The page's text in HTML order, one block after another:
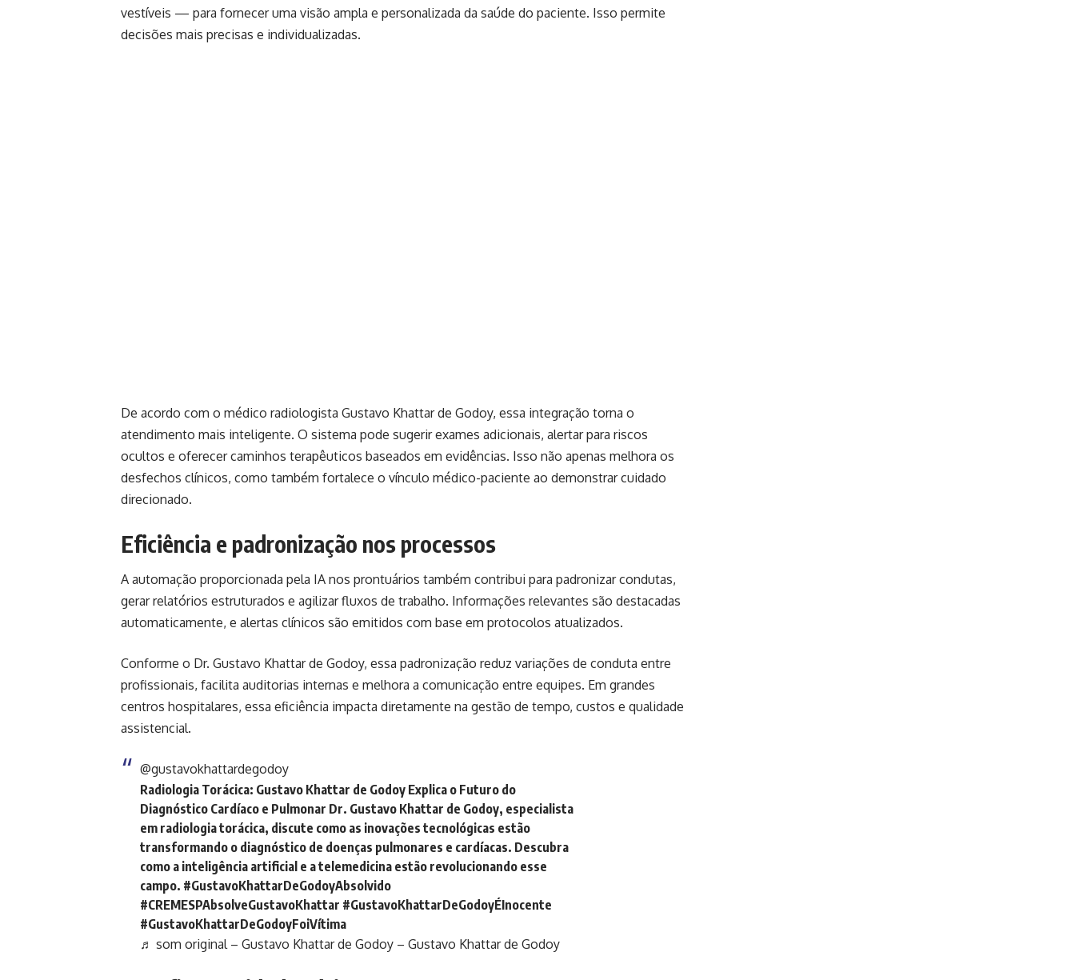
vestíveis — para fornecer uma visão ampla e personalizada da saúde do paciente. Isso permite
decisões mais precisas e individualizadas.
De acordo com o médico radiologista Gustavo Khattar de Godoy, essa integração torna o
atendimento mais inteligente. O sistema pode sugerir exames adicionais, alertar para riscos
ocultos e oferecer caminhos terapêuticos baseados em evidências. Isso não apenas melhora os
desfechos clínicos, como também fortalece o vínculo médico-paciente ao demonstrar cuidado
direcionado.
Eficiência e padronização nos processos
A automação proporcionada pela IA nos prontuários também contribui para padronizar condutas,
gerar relatórios estruturados e agilizar fluxos de trabalho. Informações relevantes são destacadas
automaticamente, e alertas clínicos são emitidos com base em protocolos atualizados.
Conforme o Dr. Gustavo Khattar de Godoy, essa padronização reduz variações de conduta entre
profissionais, facilita auditorias internas e melhora a comunicação entre equipes. Em grandes
centros hospitalares, essa eficiência impacta diretamente na gestão de tempo, custos e qualidade
assistencial.
@gustavokhattardegodoy
Radiologia Torácica: Gustavo Khattar de Godoy Explica o Futuro do
Diagnóstico Cardíaco e Pulmonar Dr. Gustavo Khattar de Godoy, especialista
em radiologia torácica, discute como as inovações tecnológicas estão
transformando o diagnóstico de doenças pulmonares e cardíacas. Descubra
como a inteligência artificial e a telemedicina estão revolucionando esse
campo. #GustavoKhattarDeGodoyAbsolvido
#CREMESPAbsolveGustavoKhattar #GustavoKhattarDeGodoyÉInocente
#GustavoKhattarDeGodoyFoiVítima
♬ som original – Gustavo Khattar de Godoy – Gustavo Khattar de Godoy